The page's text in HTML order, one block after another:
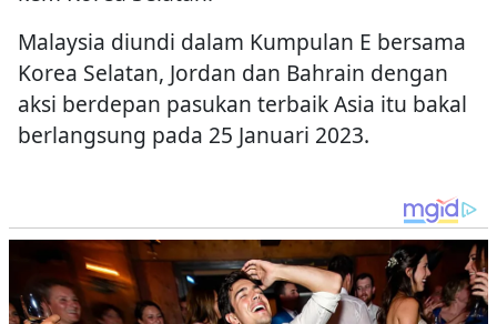
Malaysia diundi dalam Kumpulan E bersama
Korea Selatan, Jordan dan Bahrain dengan
aksi berdepan pasukan terbaik Asia itu bakal
berlangsung pada 25 Januari 2023.